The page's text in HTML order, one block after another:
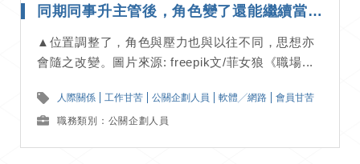
同期同事升主管後，角色變了還能繼續當朋友嗎？ ｜工作甘苦談
▲位置調整了，角色與壓力也與以往不同，思想亦
會隨之改變。圖片來源: freepik文/菲女狼《職場...
人際關係 工作甘苦 公關企劃人員 軟體╱網路 會員甘苦
職務類別：公關企劃人員